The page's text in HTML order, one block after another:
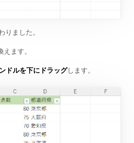
りました。
ます。
ドルを下にドラッグします。